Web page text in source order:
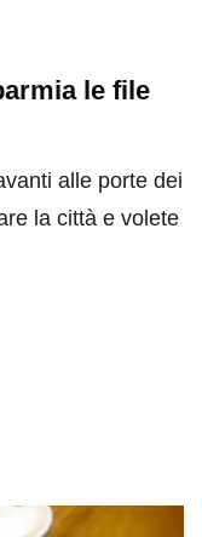
le file
alle porte dei
la città e volete